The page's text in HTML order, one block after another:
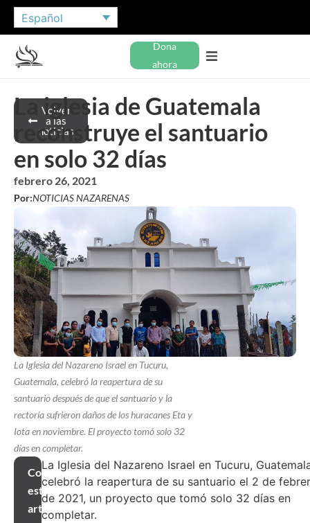
Español
Dona
ahora
Volver
a las
noticias
La iglesia de Guatemala
reconstruye el santuario
en solo 32 días
febrero 26, 2021
Por:NOTICIAS NAZARENAS
La Iglesia del Nazareno Israel en Tucuru,
Guatemala, celebró la reapertura de su
santuario después de que el santuario y la
rectoría sufrieron daños de los huracanes Eta y
Iota en noviembre. El proyecto tomó solo 32
días en completar.
Compartir
este
artículo
La Iglesia del Nazareno Israel en Tucuru,
celebró la reapertura de su santuario el 2 de
de 2021, un proyecto que tomó solo 32 días en
completar.